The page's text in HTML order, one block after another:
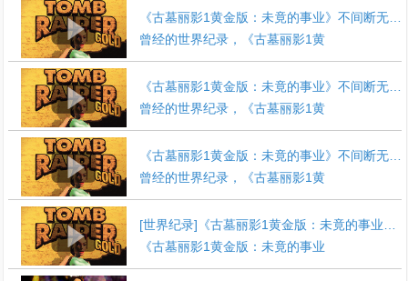
曾经的世界纪录，《古墓丽影1黄
曾经的世界纪录，《古墓丽影1黄
曾经的世界纪录，《古墓丽影1黄
《古墓丽影1黄金版：未竟的事业